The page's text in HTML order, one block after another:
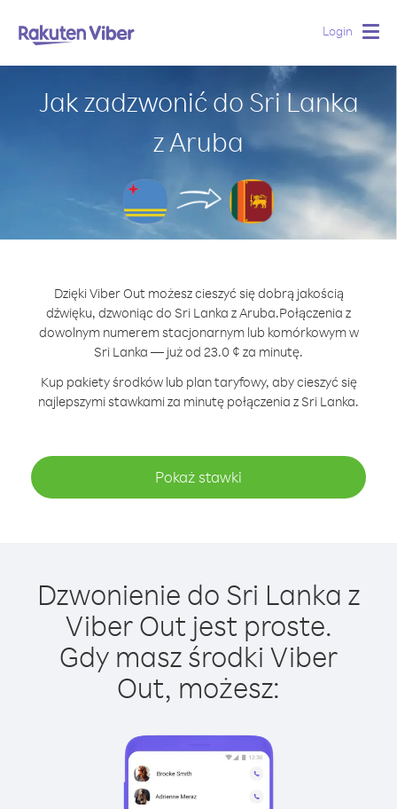
Login
Jak zadzwonić do Sri Lanka
z Aruba
Dzięki Viber Out możesz cieszyć się dobrą jakością
dźwięku, dzwoniąc do Sri Lanka z Aruba.Połączenia z
dowolnym numerem stacjonarnym lub komórkowym w
Sri Lanka — już od 23.0 ¢ za minutę.
Kup pakiety środków lub plan taryfowy, aby cieszyć się
najlepszymi stawkami za minutę połączenia z Sri Lanka.
Pokaż stawki
Dzwonienie do Sri Lanka z
Viber Out jest proste.
Gdy masz środki Viber
Out, możesz: